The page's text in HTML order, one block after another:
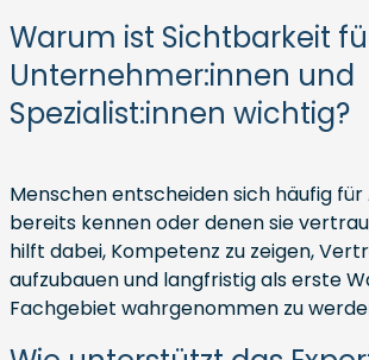
Warum ist Sichtbarkeit
Unternehmer:innen und
Spezialist:innen wichtig?
Menschen entscheiden sich häufig für
bereits kennen oder denen sie
hilft dabei, Kompetenz zu zeigen,
aufzubauen und langfristig als erste
Fachgebiet wahrgenommen zu